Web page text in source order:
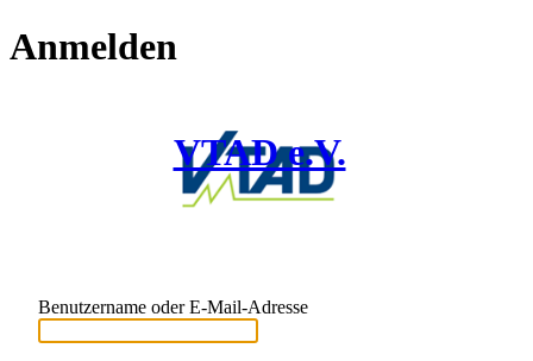
Anmelden
VTAD e.V.
Benutzername oder E-Mail-Adresse